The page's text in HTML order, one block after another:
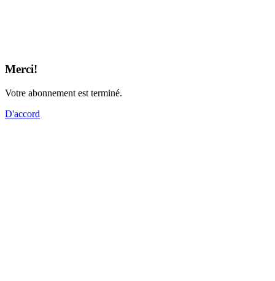
Merci!
Votre abonnement est terminé.
D'accord